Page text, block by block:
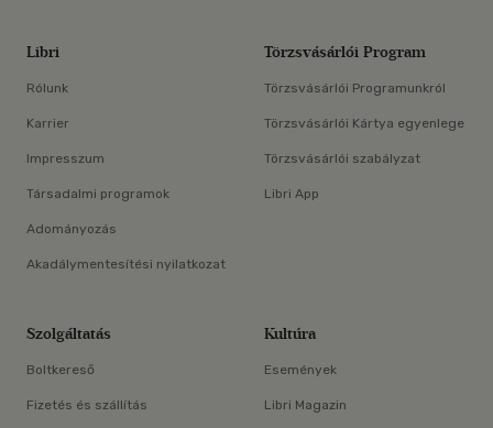
Libri
Rólunk
Karrier
Impresszum
Társadalmi programok
Adományozás
Akadálymentesítési nyilatkozat
Törzsvásárlói Program
Törzsvásárlói Programunkról
Törzsvásárlói Kártya egyenlege
Törzsvásárlói szabályzat
Libri App
Szolgáltatás
Boltkereső
Fizetés és szállítás
Kultúra
Események
Libri Magazin